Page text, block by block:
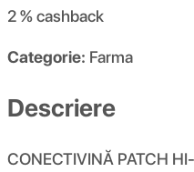
2 %cashback
Categorie: Farma
Descriere
CONECTIVINĂ PATCH